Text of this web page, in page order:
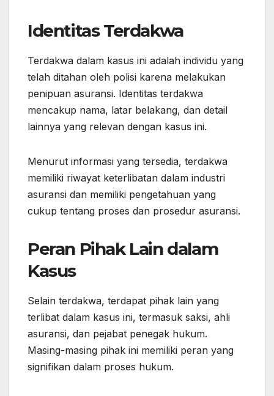
Identitas Terdakwa
Terdakwa dalam kasus ini adalah individu yang
telah ditahan oleh polisi karena melakukan
penipuan asuransi. Identitas terdakwa
mencakup nama, latar belakang, dan detail
lainnya yang relevan dengan kasus ini.
Menurut informasi yang tersedia, terdakwa
memiliki riwayat keterlibatan dalam industri
asuransi dan memiliki pengetahuan yang
cukup tentang proses dan prosedur asuransi.
Peran Pihak Lain dalam
Kasus
Selain terdakwa, terdapat pihak lain yang
terlibat dalam kasus ini, termasuk saksi, ahli
asuransi, dan pejabat penegak hukum.
Masing-masing pihak ini memiliki peran yang
signifikan dalam proses hukum.